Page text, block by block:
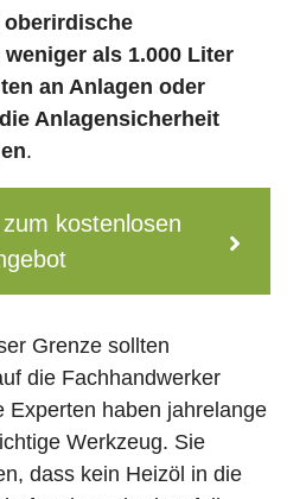
oberirdische
als 1.000 Liter
an Anlagen oder
Anlagensicherheit
.
kostenlosen
Grenze sollten
die Fachhandwerker
Experten haben jahrelange
Werkzeug. Sie
dass kein Heizöl in die